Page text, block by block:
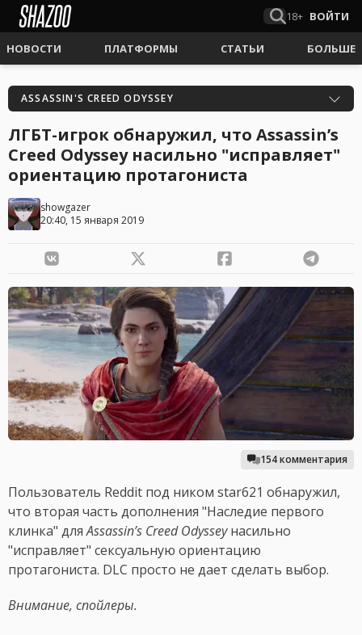
18+ ВОЙТИ
НОВОСТИ ПЛАТФОРМЫ СТАТЬИ БОЛЬШЕ
ASSASSIN'S CREED ODYSSEY
ЛГБТ-игрок обнаружил, что Assassin’s
Creed Odyssey насильно "исправляет"
ориентацию протагониста
showgazer
20:40, 15 января 2019
154 комментария
Пользователь Reddit под ником star621 обнаружил,
что вторая часть дополнения "Наследие первого
клинка" дляAssassin’s Creed Odysseyнасильно
"исправляет" сексуальную ориентацию
протагониста. DLC просто не дает сделать выбор.
Внимание, спойлеры.